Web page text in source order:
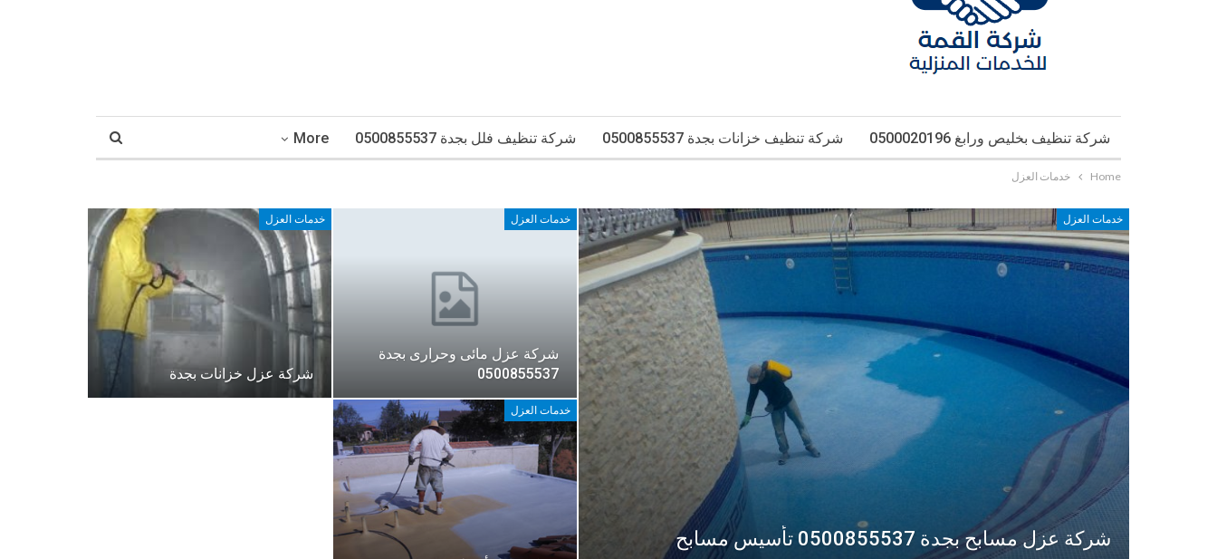
شركة تنظيف بخليص ورابغ 0500020196 شركة تنظيف خزانات بجدة 0500855537 شركة تنظيف فلل بجدة 0500855537 More
Home خدمات العزل
خدمات العزل
شركة عزل مسابح بجدة 0500855537 تأسيس مسابح
خدمات العزل
شركة عزل مائى وحرارى بجدة
0500855537
خدمات العزل
شركة عزل خزانات بجدة
خدمات العزل